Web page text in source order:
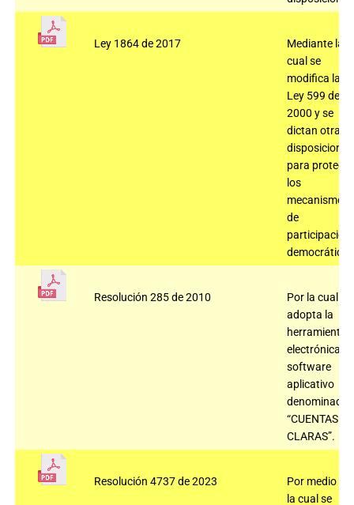
Ley 1864 de 2017
Mediante la
cual se
modifica la
Ley 599 de
2000 y se
dictan otras
disposiciones
para proteger
los
mecanismos
de
participación
democrática
Resolución 285 de 2010
Por la cual se
adopta la
herramienta
electrónica,
software
aplicativo
denominado
“CUENTAS
CLARAS”.
Resolución 4737 de 2023
Por medio de
la cual se